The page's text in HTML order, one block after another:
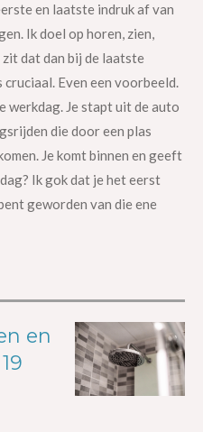
en laatste indruk af van
Ik doel op horen, zien,
dat dan bij de laatste
Even een voorbeeld.
werkdag. Je stapt uit de auto
die door een plas
Je komt binnen en geeft
Ik gok dat je het eerst
geworden van die ene
en